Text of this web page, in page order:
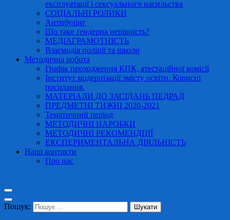
експлуатації і сексуального насильства
СОЦІАЛЬНІ РОЛИКИ
Антибулінг
Що таке ґендерна нерівність?
МЕДІАГРАМОТНІСТЬ
Взаємодія поліції та школи
Методична робота
Графік проходження КПК, атестаційної комісії
Інститут модернізації змісту освіти. Корисні
посилання.
МАТЕРІАЛИ ДО ЗАСІДАНЬ ПЕДРАД
ПРЕДМЕТНІ ТИЖНІ 2020-2021
Тематичний період
МЕТОДИЧНІ НАРОБКИ
МЕТОДИЧНІ РЕКОМЕНДЦІЇ
ЕКСПЕРИМЕНТАЛЬНА ДІЯЛЬНІСТЬ
Наші контакти
Про нас
Пошук: